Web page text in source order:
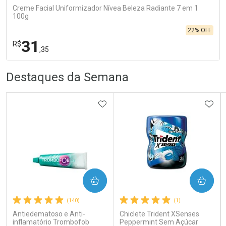
Creme Facial Uniformizador Nívea Beleza Radiante 7 em 1
100g
R$31 ,35
22% OFF
Laboratório
Comprar sem Desconto
Por R$ 31,35/cada
Por Menos
Comprar sem Desconto
Por R$ 31,35/cada
Destaques da Semana
(140)
Antiedematoso e Anti-
inflamatório Trombofob
ADICIONAR AOS FAVORITOS
COMPRAR
(1)
Chiclete Trident XSenses
Peppermint Sem Açúcar
COMPRAR